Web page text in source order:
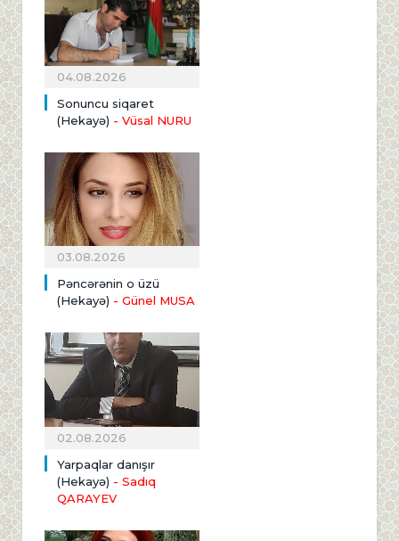
04.08.2026
Sonuncu siqaret
(Hekayə) - Vüsal NURU
03.08.2026
Pəncərənin o üzü
(Hekayə) - Günel MUSA
02.08.2026
Yarpaqlar danışır
(Hekayə) - Sadıq
QARAYEV